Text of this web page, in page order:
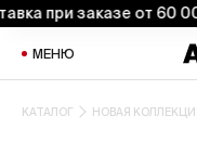
при заказе от 60 000
МЕНЮ
КАТАЛОГ НОВАЯ